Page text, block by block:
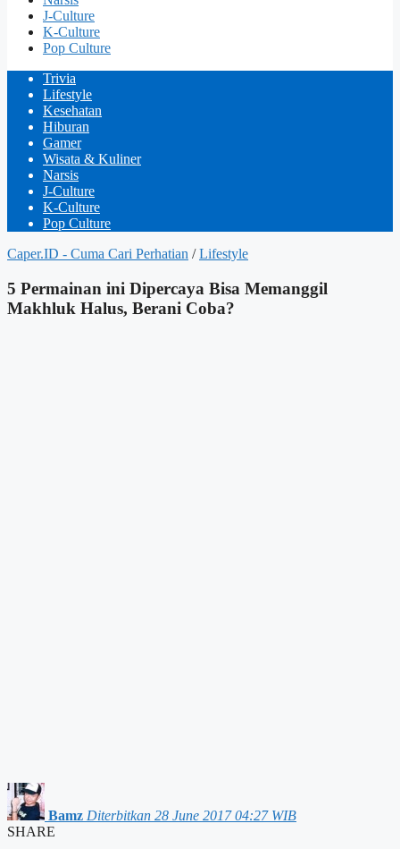
J-Culture
K-Culture
Pop Culture
Trivia
Lifestyle
Kesehatan
Hiburan
Gamer
Wisata & Kuliner
Narsis
J-Culture
K-Culture
Pop Culture
Caper.ID - Cuma Cari Perhatian / Lifestyle
5 Permainan ini Dipercaya Bisa Memanggil
Makhluk Halus, Berani Coba?
Bamz Diterbitkan 28 June 2017 04:27 WIB
SHARE